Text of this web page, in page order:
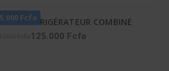
RÉFRIGÉRATEUR COMBINÉ
LITRES – RD-23DC4SA
Fcfa
125.000 Fcfa